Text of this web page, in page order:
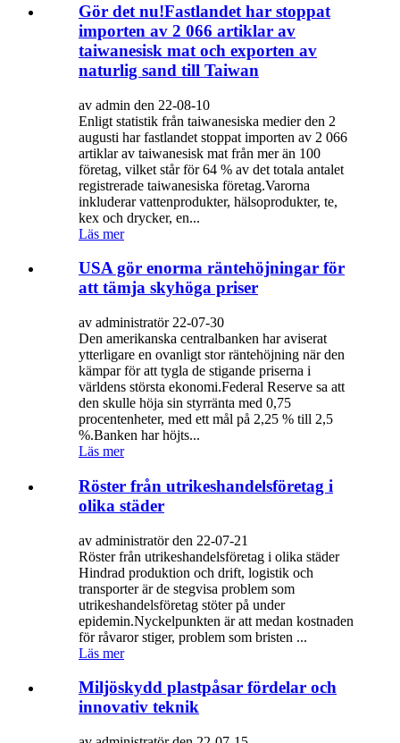
Gör det nu!Fastlandet har stoppat
importen av 2 066 artiklar av
taiwanesisk mat och exporten av
naturlig sand till Taiwan
av admin den 22-08-10
Enligt statistik från taiwanesiska medier den 2
augusti har fastlandet stoppat importen av 2 066
artiklar av taiwanesisk mat från mer än 100
företag, vilket står för 64 % av det totala antalet
registrerade taiwanesiska företag.Varorna
inkluderar vattenprodukter, hälsoprodukter, te,
kex och drycker, en...
Läs mer
USA gör enorma räntehöjningar för
att tämja skyhöga priser
av administratör 22-07-30
Den amerikanska centralbanken har aviserat
ytterligare en ovanligt stor räntehöjning när den
kämpar för att tygla de stigande priserna i
världens största ekonomi.Federal Reserve sa att
den skulle höja sin styrränta med 0,75
procentenheter, med ett mål på 2,25 % till 2,5
%.Banken har höjts...
Läs mer
Röster från utrikeshandelsföretag i
olika städer
av administratör den 22-07-21
Röster från utrikeshandelsföretag i olika städer
Hindrad produktion och drift, logistik och
transporter är de stegvisa problem som
utrikeshandelsföretag stöter på under
epidemin.Nyckelpunkten är att medan kostnaden
för råvaror stiger, problem som bristen ...
Läs mer
Miljöskydd plastpåsar fördelar och
innovativ teknik